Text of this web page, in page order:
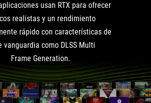
usan RTX para ofrecer
realistas y un rendimiento
rápido con características de
vanguardia como DLSS Multi
Frame Generation.